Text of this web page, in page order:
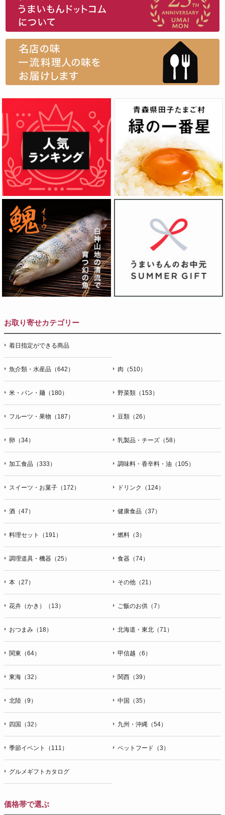
お取り寄せカテゴリー
着日指定ができる商品
魚介類・水産品（642） 肉（510）
米・パン・麺（180） 野菜類（153）
フルーツ・果物（187） 豆類（26）
卵（34） 乳製品・チーズ（58）
加工食品（333） 調味料・香辛料・油（105）
スイーツ・お菓子（172） ドリンク（124）
酒（47） 健康食品（37）
料理セット（191） 燃料（3）
調理道具・機器（25） 食器（74）
本（27） その他（21）
花卉（かき）（13） ご飯のお供（7）
おつまみ（18） 北海道・東北（71）
関東（64） 甲信越（6）
東海（32） 関西（39）
北陸（9） 中国（35）
四国（32） 九州・沖縄（54）
季節イベント（111） ペットフード（3）
グルメギフトカタログ
価格帯で選ぶ